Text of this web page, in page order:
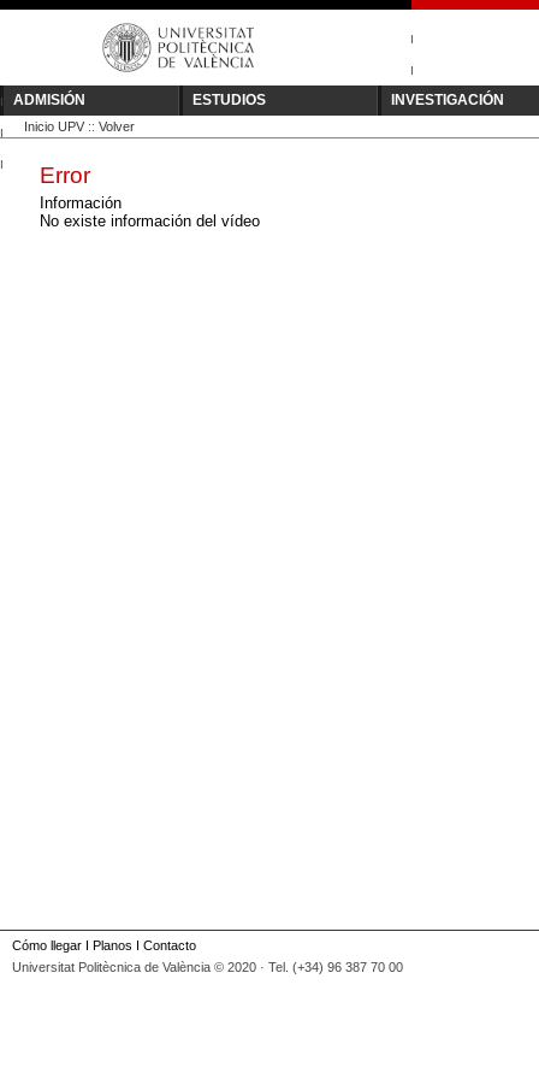
I
I
I
I
I
ADMISIÓN ESTUDIOS INVESTIGACIÓN
Inicio UPV :: Volver
Error
Información
No existe información del vídeo
Cómo llegar I Planos I Contacto
Universitat Politècnica de València © 2020 · Tel. (+34) 96 387 70 00